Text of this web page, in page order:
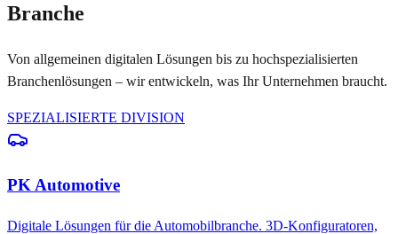
Branche
Von allgemeinen digitalen Lösungen bis zu hochspezialisierten
Branchenlösungen – wir entwickeln, was Ihr Unternehmen braucht.
SPEZIALISIERTE DIVISION
PK Automotive
Digitale Lösungen für die Automobilbranche. 3D-Konfiguratoren,